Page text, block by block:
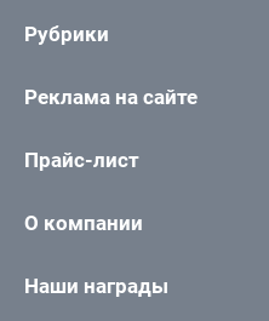
Рубрики
Реклама на сайте
Прайс-лист
О компании
Наши награды